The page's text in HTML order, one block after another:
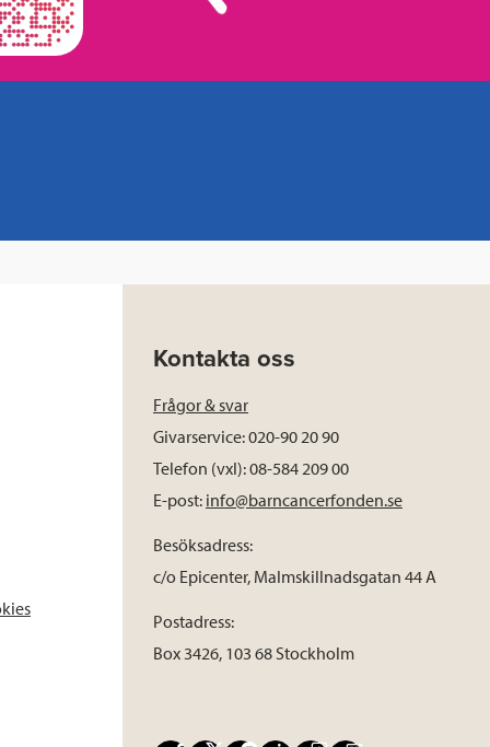
Kontakta oss
Frågor & svar
Givarservice: 020-90 20 90
Telefon (vxl): 08-584 209 00
E-post: info@barncancerfonden.se
Besöksadress:
c/o Epicenter, Malmskillnadsgatan 44 A
Postadress:
Box 3426, 103 68 Stockholm